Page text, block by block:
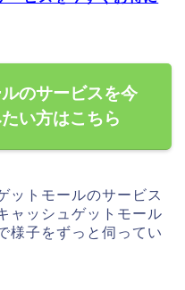
のサービスを今
い方はこちら
ットモールのサービス
ャッシュゲットモール
様子をずっと伺ってい